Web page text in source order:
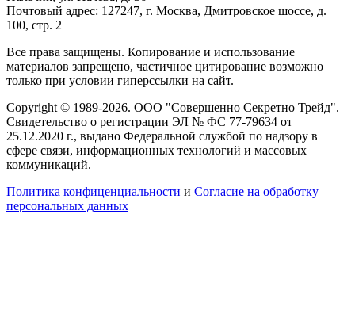
Почтовый адрес: 127247, г. Москва, Дмитровское шоссе, д.
100, стр. 2
Все права защищены. Копирование и использование
материалов запрещено, частичное цитирование возможно
только при условии гиперссылки на сайт.
Copyright © 1989-2026. ООО "Совершенно Секретно Трейд".
Свидетельство о регистрации ЭЛ № ФС 77-79634 от
25.12.2020 г., выдано Федеральной службой по надзору в
сфере связи, информационных технологий и массовых
коммуникаций.
Политика конфиценциальности и Согласие на обработку
персональных данных